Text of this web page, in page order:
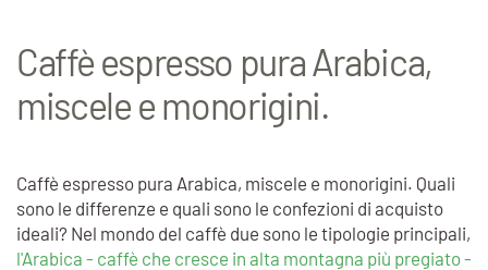
Caffè espresso pura Arabica,
miscele e monorigini.
Caffè espresso pura Arabica, miscele e monorigini. Quali
sono le differenze e quali sono le confezioni di acquisto
ideali? Nel mondo del caffè due sono le tipologie principali,
l'Arabica - caffè che cresce in alta montagna più pregiato -